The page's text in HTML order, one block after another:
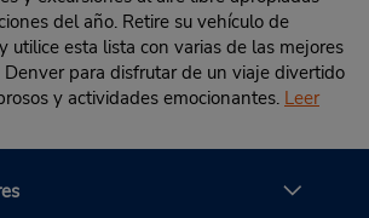
del año. Retire su vehículo de
utilice esta lista con varias de las mejores
Denver para disfrutar de un viaje divertido
y actividades emocionantes. Leer